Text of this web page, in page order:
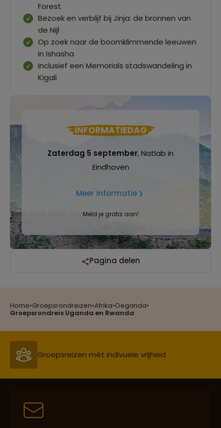
Home•Groepsrondreizen•Afrika•Oeganda•
Groepsrondreis Uganda en Rwanda
Forest
Bezoek en verblijf bij Jinja: de bronnen van
de Nijl
Op zoek naar de boomklimmende leeuwen
in Ishasha
Inclusief een Memorials stadswandeling in
Kigali
INFORMATIEDAG
Zaterdag 5 september, Natlab in
Eindhoven
Meer informatie
Meld je gratis aan!
Pagina delen
Reizen met oog voor mens, cultuur en milieu
Groepsreizen mét indivuele vrijheid
Persoonlijk en deskundig reisadvies
Best beoordeelde reisroutes